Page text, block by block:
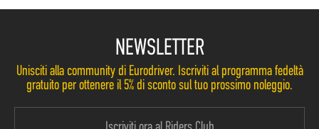
NEWSLETTER
Unisciti alla community di Eurodriver. Iscriviti al programma fedeltà
gratuito per ottenere il 5% di sconto sul tuo prossimo noleggio.